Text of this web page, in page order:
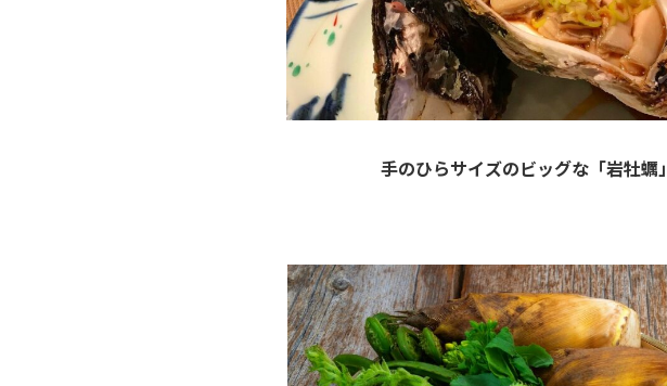
手のひらサイズのビッグな「岩牡蠣」